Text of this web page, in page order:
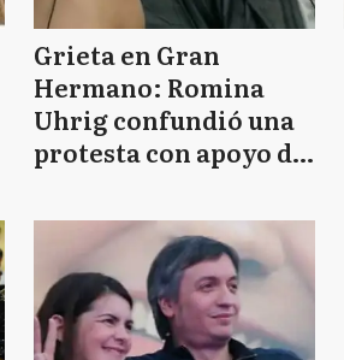
Grieta en Gran
Hermano: Romina
Uhrig confundió una
protesta con apoyo de
criticó a los
"peronchos"